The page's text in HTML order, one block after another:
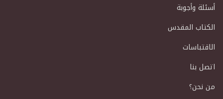
أسئلة وأجوبة
الكتاب المقدس
الاقتباسات
اتصل بنا
من نحن؟